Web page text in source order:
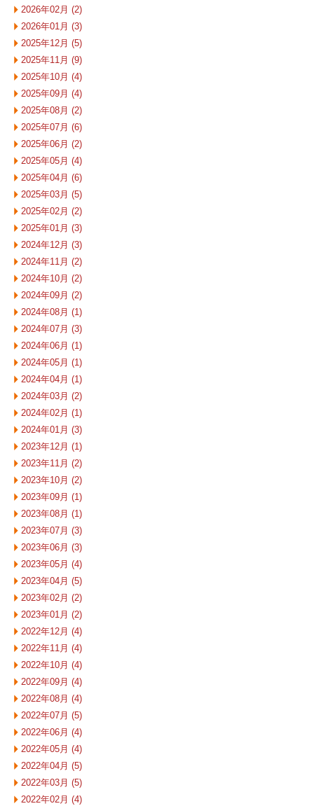
2026年02月 (2)
2026年01月 (3)
2025年12月 (5)
2025年11月 (9)
2025年10月 (4)
2025年09月 (4)
2025年08月 (2)
2025年07月 (6)
2025年06月 (2)
2025年05月 (4)
2025年04月 (6)
2025年03月 (5)
2025年02月 (2)
2025年01月 (3)
2024年12月 (3)
2024年11月 (2)
2024年10月 (2)
2024年09月 (2)
2024年08月 (1)
2024年07月 (3)
2024年06月 (1)
2024年05月 (1)
2024年04月 (1)
2024年03月 (2)
2024年02月 (1)
2024年01月 (3)
2023年12月 (1)
2023年11月 (2)
2023年10月 (2)
2023年09月 (1)
2023年08月 (1)
2023年07月 (3)
2023年06月 (3)
2023年05月 (4)
2023年04月 (5)
2023年02月 (2)
2023年01月 (2)
2022年12月 (4)
2022年11月 (4)
2022年10月 (4)
2022年09月 (4)
2022年08月 (4)
2022年07月 (5)
2022年06月 (4)
2022年05月 (4)
2022年04月 (5)
2022年03月 (5)
2022年02月 (4)